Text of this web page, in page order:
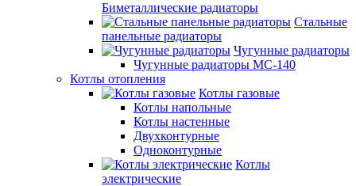
Биметаллические радиаторы
Стальные
панельные радиаторы
Чугунные радиаторы
Чугунные радиаторы МС-140
Котлы отопления
Котлы газовые
Котлы напольные
Котлы настенные
Двухконтурные
Одноконтурные
Котлы
электрические